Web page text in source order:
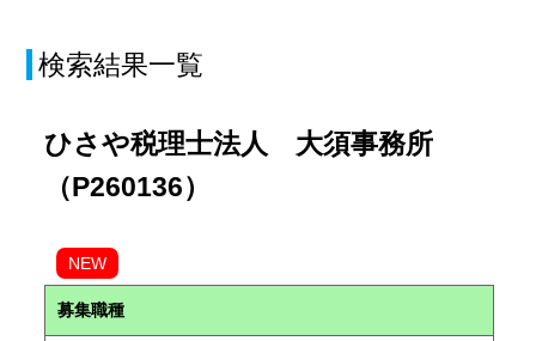
検索結果一覧
ひさや税理士法人 大須事務所
（P260136）
NEW
募集職種